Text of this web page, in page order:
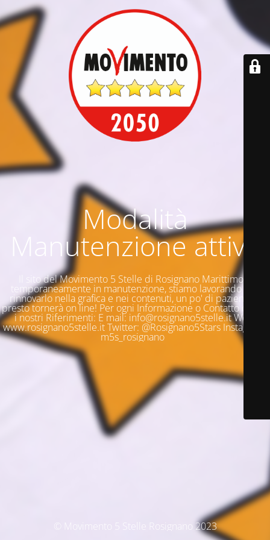
Modalità
Manutenzione attiva
Il sito del Movimento 5 Stelle di Rosignano Marittimo è
temporaneamente in manutenzione, stiamo lavorando per
rinnovarlo nella grafica e nei contenuti, un po' di pazienza e
presto tornerà on line! Per ogni Informazione o Contatto questi
i nostri Riferimenti: E mail: info@rosignano5stelle.it Web:
www.rosignano5stelle.it Twitter: @Rosignano5Stars Instagram:
m5s_rosignano
© Movimento 5 Stelle Rosignano 2023